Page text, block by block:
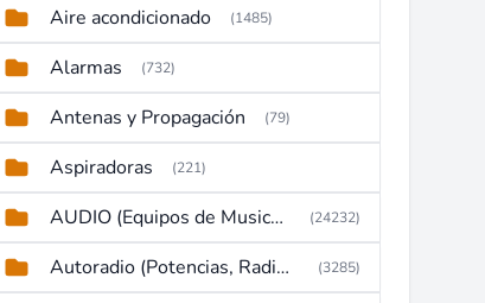
Aire acondicionado (1485)
Alarmas (732)
Antenas y Propagación (79)
Aspiradoras (221)
AUDIO (Equipos de Musica, Amplificadores, Reproductores, Etc) (24232)
Autoradio (Potencias, Radios y DVD) (3285)